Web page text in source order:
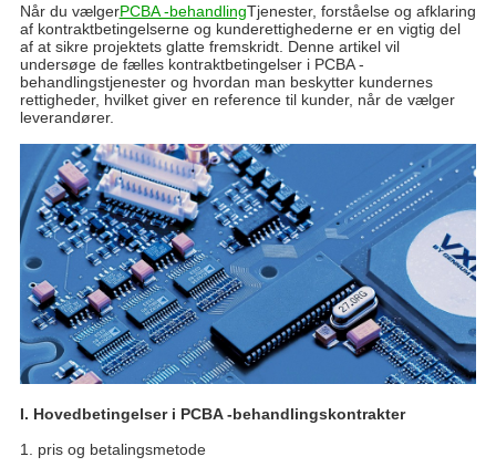
Når du vælgerPCBA -behandlingTjenester, forståelse og afklaring
af kontraktbetingelserne og kunderettighederne er en vigtig del
af at sikre projektets glatte fremskridt. Denne artikel vil
undersøge de fælles kontraktbetingelser i PCBA -
behandlingstjenester og hvordan man beskytter kundernes
rettigheder, hvilket giver en reference til kunder, når de vælger
leverandører.
I. Hovedbetingelser i PCBA -behandlingskontrakter
1. pris og betalingsmetode